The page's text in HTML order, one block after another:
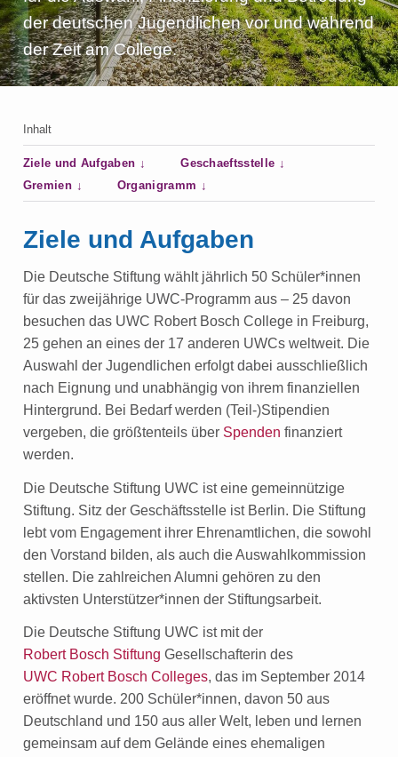
e
n
der deutschen Jugendlichen vor und während
der Zeit am College.
Inhalt
Ziele und Aufgaben
Geschaeftsstelle
Gremien
Organigramm
Ziele und Aufgaben
Die Deutsche Stiftung wählt jährlich 50 Schüler*innen
für das zweijährige UWC-Programm aus – 25 davon
besuchen das UWC Robert Bosch College in Freiburg,
25 gehen an eines der 17 anderen UWCs weltweit. Die
Auswahl der Jugendlichen erfolgt dabei ausschließlich
nach Eignung und unabhängig von ihrem finanziellen
Hintergrund. Bei Bedarf werden (Teil-)Stipendien
vergeben, die größtenteils über Spenden finanziert
werden.
Die Deutsche Stiftung UWC ist eine gemeinnützige
Stiftung. Sitz der Geschäftsstelle ist Berlin. Die Stiftung
lebt vom Engagement ihrer Ehrenamtlichen, die sowohl
den Vorstand bilden, als auch die Auswahlkommission
stellen. Die zahlreichen Alumni gehören zu den
aktivsten Unterstützer*innen der Stiftungsarbeit.
Die Deutsche Stiftung UWC ist mit der
Robert Bosch Stiftung Gesellschafterin des
UWC Robert Bosch Colleges, das im September 2014
eröffnet wurde. 200 Schüler*innen, davon 50 aus
Deutschland und 150 aus aller Welt, leben und lernen
gemeinsam auf dem Gelände eines ehemaligen